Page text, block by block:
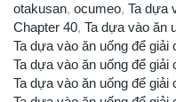
otakusan, ocumeo, Ta dựa
Chapter 40, Ta dựa vào ăn
Ta dựa vào ăn uống để
Ta dựa vào ăn uống để
Ta dựa vào ăn uống để